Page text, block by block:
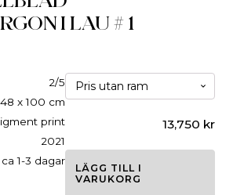
I LAU # 1
2/5
48 x 100 cm
print
2021
ca 1-3 dagar
13,750 kr
LÄGG TILL I
VARUKORG